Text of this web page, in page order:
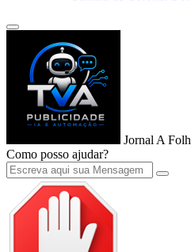
Jornal A
Como posso ajudar?